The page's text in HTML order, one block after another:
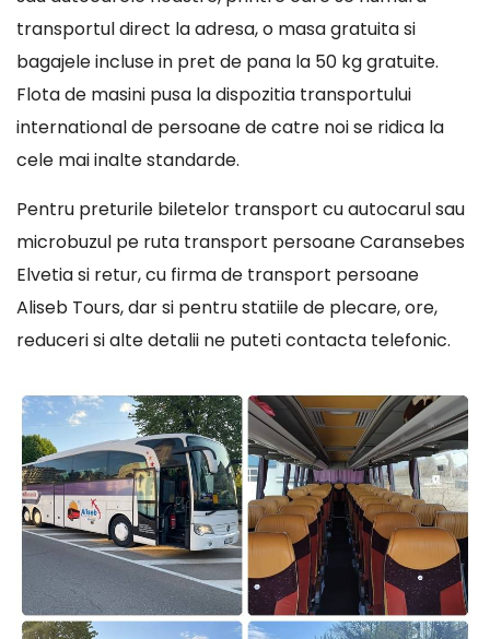
transportul direct la adresa, o masa gratuita si
bagajele incluse in pret de pana la 50 kg gratuite.
Flota de masini pusa la dispozitia transportului
international de persoane de catre noi se ridica la
cele mai inalte standarde.
Pentru preturile biletelor transport cu autocarul sau
microbuzul pe ruta transport persoane Caransebes
Elvetia si retur, cu firma de transport persoane
Aliseb Tours, dar si pentru statiile de plecare, ore,
reduceri si alte detalii ne puteti contacta telefonic.